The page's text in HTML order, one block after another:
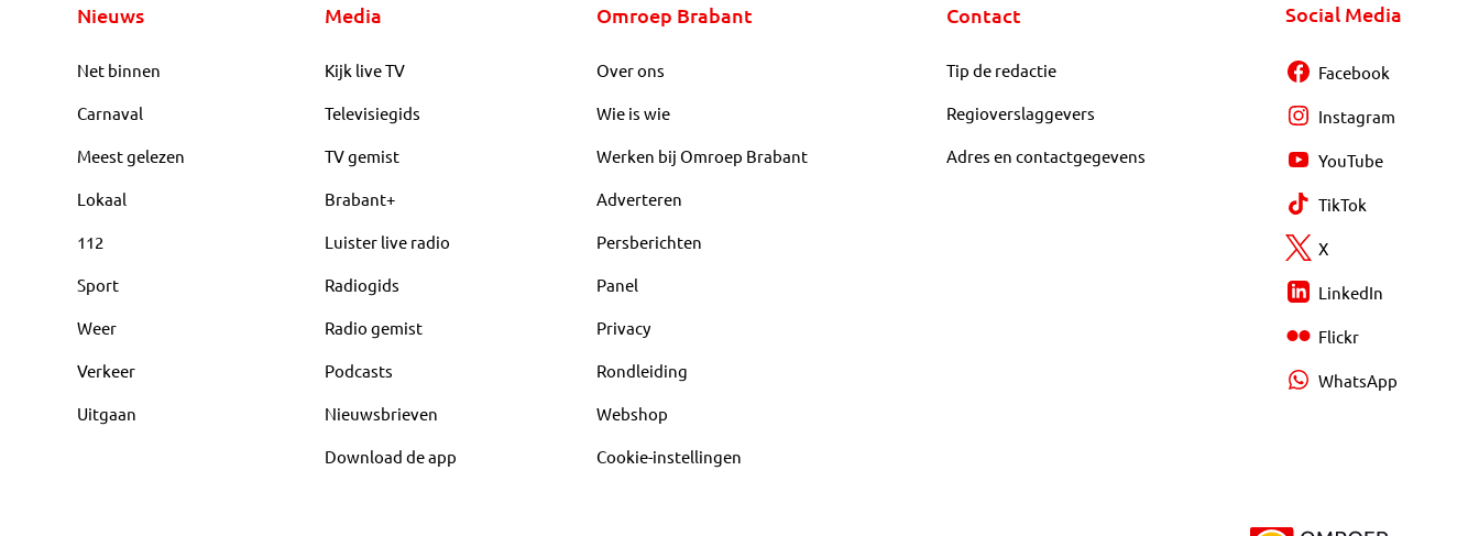
Nieuws
Net binnen
Carnaval
Meest gelezen
Lokaal
112
Sport
Weer
Verkeer
Uitgaan
Media
Kijk live TV
Televisiegids
TV gemist
Brabant+
Luister live radio
Radiogids
Radio gemist
Podcasts
Nieuwsbrieven
Download de app
Omroep Brabant
Over ons
Wie is wie
Werken bij Omroep Brabant
Adverteren
Persberichten
Panel
Privacy
Rondleiding
Webshop
Cookie-instellingen
Contact
Tip de redactie
Regioverslaggevers
Adres en contactgegevens
Social Media
Facebook
Instagram
YouTube
TikTok
X
LinkedIn
Flickr
WhatsApp